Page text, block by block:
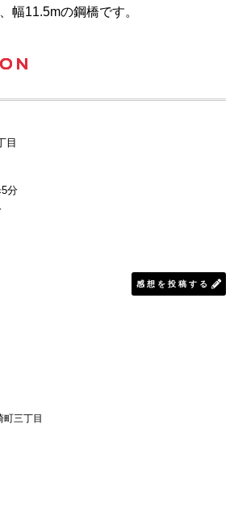
幅11.5mの鋼橋です。
目
分
感想を投稿する
町三丁目